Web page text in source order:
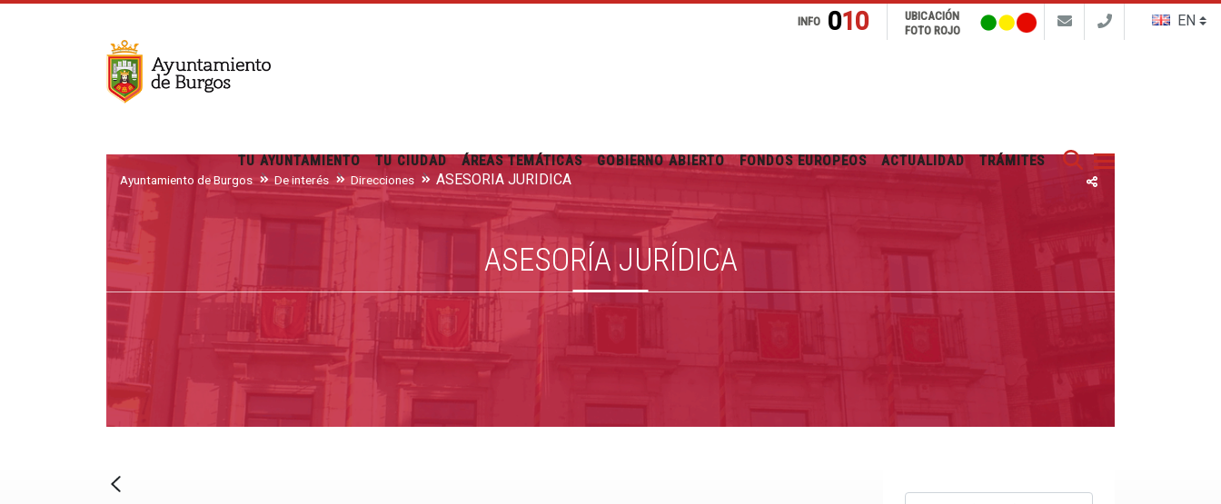
Buscar
INFO 010
UBICACIÓN
FOTO ROJO
TU AYUNTAMIENTO TU CIUDAD ÁREAS TEMÁTICAS GOBIERNO ABIERTO FONDOS EUROPEOS ACTUALIDAD TRÁMITES
Ayuntamiento de Burgos De interés Direcciones ASESORÍA JURÍDICA
ASESORÍA JURÍDICA